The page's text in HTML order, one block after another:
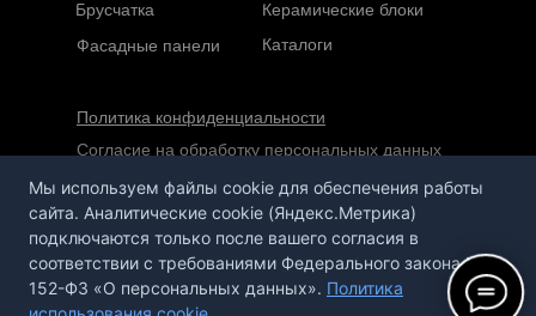
Согласие на обработку персональных данных
Политика конфиденциальности
Фасадные панели Каталоги
Брусчатка
Керамические блоки
Сайт не является публичной офертой,
определяемой положениями статьи 437 ГК РФ
Мы используем файлы cookie для обеспечения работы
сайта. Аналитические cookie (Яндекс.Метрика)
подключаются только после вашего согласия в
соответствии с требованиями Федерального закона №
152-ФЗ «О персональных данных». Политика